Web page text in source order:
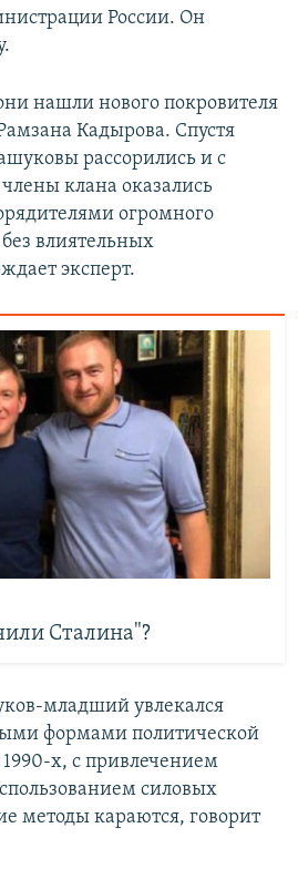
России. Он
нашли нового покровителя
Кадырова. Спустя
рассорились и с
клана оказались
огромного
без влиятельных
эксперт.
Сталина"?
младший увлекался
формами политической
х, с привлечением
силовых
методы караются, говорит